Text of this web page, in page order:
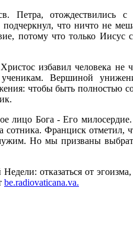
отождествились с
что ничто не
потому что только Иисус
избавил человека не
Вершиной
чтобы быть
лицо Бога - Его
сотника. Франциск отметил,
Но мы призваны
отказаться от
be.radiovaticana.va.